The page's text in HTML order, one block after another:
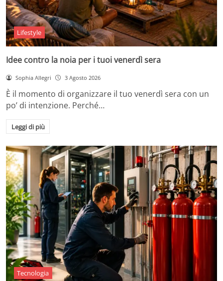
Lifestyle
Idee contro la noia per i tuoi venerdì sera
Sophia Allegri 3 Agosto 2026
È il momento di organizzare il tuo venerdì sera con un
po’ di intenzione. Perché…
Leggi di più
Tecnologia